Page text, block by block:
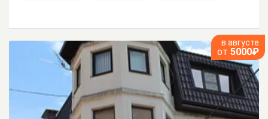
в августе
от 5000₽